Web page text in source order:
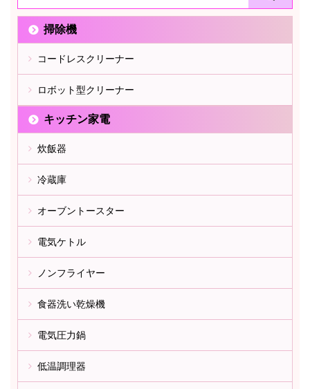
掃除機
コードレスクリーナー
ロボット型クリーナー
キッチン家電
炊飯器
冷蔵庫
オーブントースター
電気ケトル
ノンフライヤー
食器洗い乾燥機
電気圧力鍋
低温調理器